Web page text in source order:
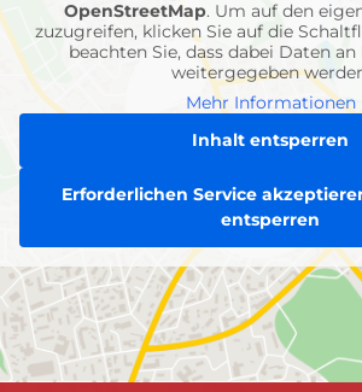
OpenStreetMap. Um auf den
zuzugreifen, klicken Sie auf die
beachten Sie, dass dabei Daten
weitergegeben
Mehr Informationen
Inhalt entsperren
Erforderlichen Service
entsperren